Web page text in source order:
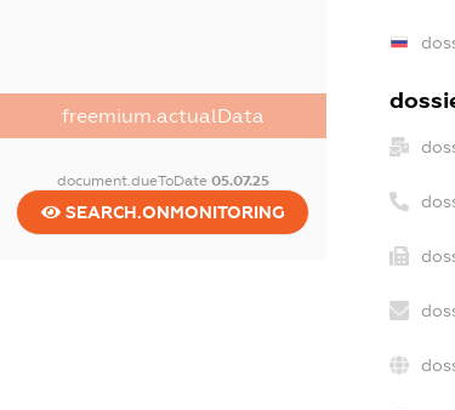
freemium.actualData
document.dueToDate 05.07.25
SEARCH.ONMONITORING